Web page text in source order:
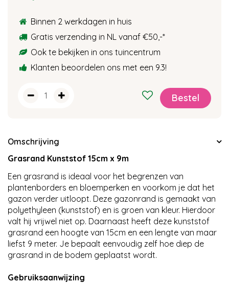
Binnen 2 werkdagen in huis
Gratis verzending in NL vanaf €50,-*
Ook te bekijken in ons tuincentrum
Klanten beoordelen ons met een 9.3!
Omschrijving
Grasrand Kunststof 15cm x 9m
Een grasrand is ideaal voor het begrenzen van
plantenborders en bloemperken en voorkom je dat het
gazon verder uitloopt. Deze gazonrand is gemaakt van
polyethyleen (kunststof) en is groen van kleur. Hierdoor
valt hij vrijwel niet op. Daarnaast heeft deze kunststof
grasrand een hoogte van 15cm en een lengte van maar
liefst 9 meter. Je bepaalt eenvoudig zelf hoe diep de
grasrand in de bodem geplaatst wordt.
Gebruiksaanwijzing